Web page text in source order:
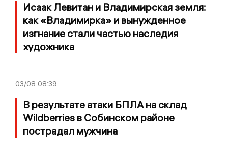
Исаак Левитан и Владимирская земля:
как «Владимирка» и вынужденное
изгнание стали частью наследия
художника
03/08 08:39
В результате атаки БПЛА на склад
Wildberries в Собинском районе
пострадал мужчина